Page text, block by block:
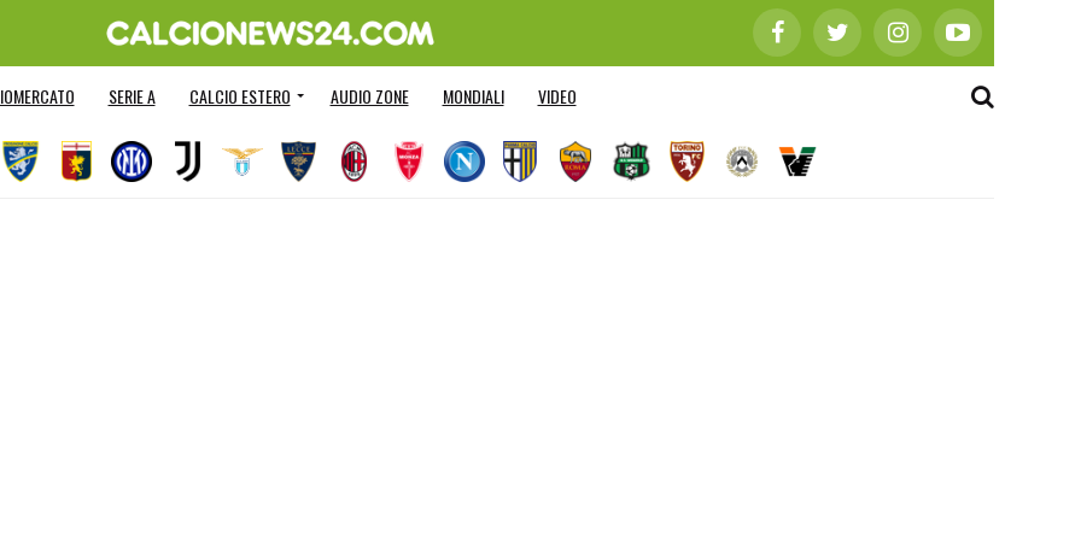
SERIE A CALCIO ESTERO AUDIO ZONE MONDIALI VIDEO